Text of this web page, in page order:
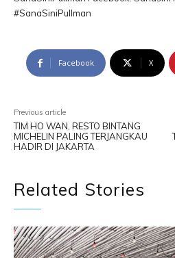
#SanaSiniPullman
Facebook X
Previous article
TIM HO WAN, RESTO BINTANG
MICHELIN PALING TERJANGKAU
HADIR DI JAKARTA
Related Stories